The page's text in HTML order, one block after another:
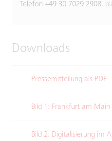
Telefon +49 30 7029 2908,
Downloads
Pressemitteilung als PDF
Bild 1: Frankfurt am Main
Bild 2: Digitalisierung im